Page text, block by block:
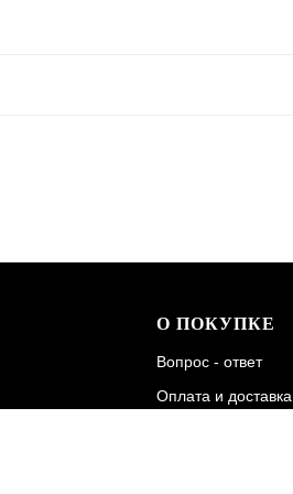
О ПОКУПКЕ
Вопрос - ответ
Оплата и доставка